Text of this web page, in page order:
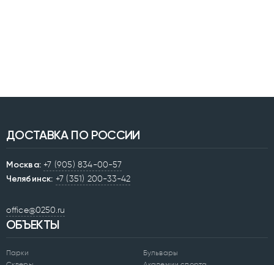
ДОСТАВКА ПО РОССИИ
Москва: +7 (905) 834-00-57
Челябинск: +7 (351) 200-33-42
office@0250.ru
ОБЪЕКТЫ
Парки
Бульвары